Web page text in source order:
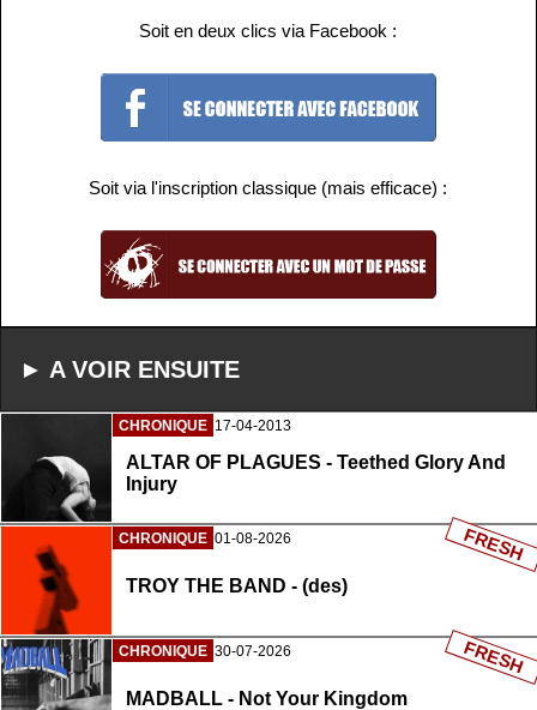
Soit en deux clics via Facebook :
Soit via l'inscription classique (mais efficace) :
► A VOIR ENSUITE
CHRONIQUE 17-04-2013
ALTAR OF PLAGUES - Teethed Glory And
Injury
CHRONIQUE 01-08-2026
TROY THE BAND - (des)
FRESH
CHRONIQUE 30-07-2026
MADBALL - Not Your Kingdom
FRESH